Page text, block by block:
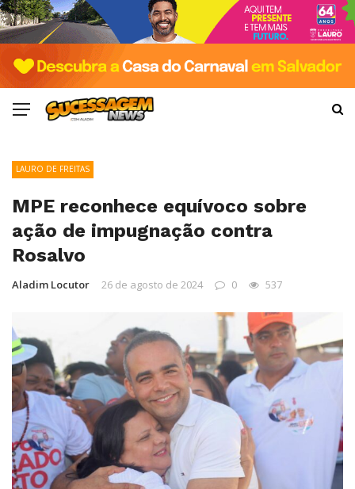
LAURO DE FREITAS
MPE reconhece equívoco sobre
ação de impugnação contra
Rosalvo
Aladim Locutor 26 de agosto de 2024 0 537